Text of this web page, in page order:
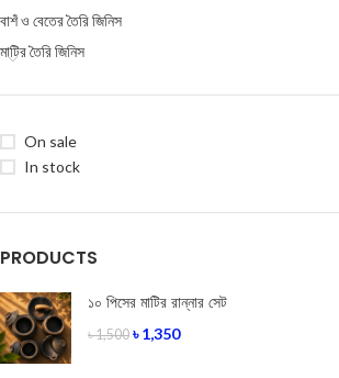
বাশঁ ও বেতের তৈরি জিনিস
মাটির তৈরি জিনিস
On sale
In stock
PRODUCTS
১০ পিসের মাটির রান্নার সেট
৳1,500 ৳1,350